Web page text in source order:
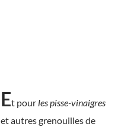
Et pour les pisse-vinaigres
et autres grenouilles de